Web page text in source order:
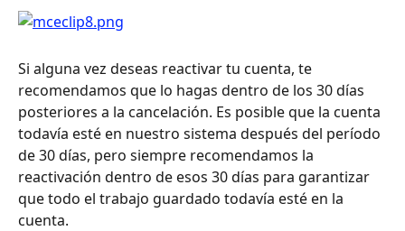
Si alguna vez deseas reactivar tu cuenta, te
recomendamos que lo hagas dentro de los 30 días
posteriores a la cancelación. Es posible que la cuenta
todavía esté en nuestro sistema después del período
de 30 días, pero siempre recomendamos la
reactivación dentro de esos 30 días para garantizar
que todo el trabajo guardado todavía esté en la
cuenta.